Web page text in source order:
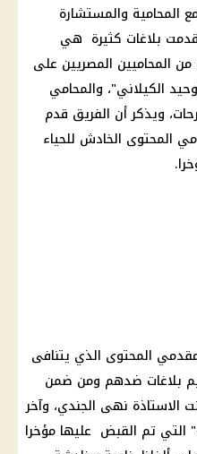
المحامية والمستشارة
بلاغات كثيرة هي
المحاميين المصريين على
الكيلاني"، والمحامي
ويذكر أن الفريق قدم
المحتوى الخادش للحياء
المحتوى الذي يتنافى
بلاغات ضدهم ومن ضمن
الاستاذة نهى الجندي، وآخر
التي تم القبض عليها مؤخرا